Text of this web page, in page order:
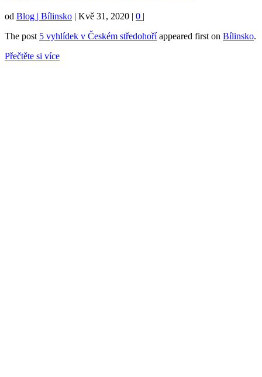
od Blog | Bílinsko | Kvě 31, 2020 | 0 |
The post 5 vyhlídek v Českém středohoříappeared first on Bílinsko.
Přečtěte si více